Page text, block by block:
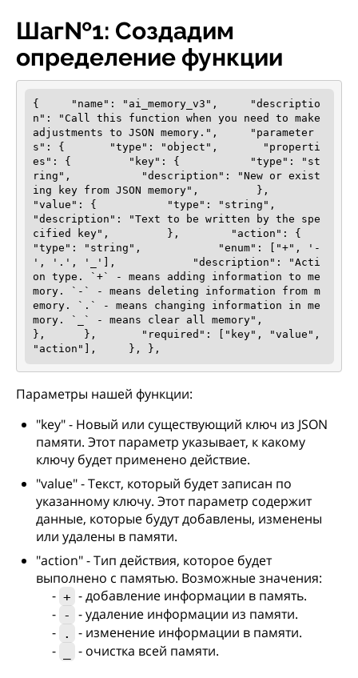
Шаг№1: Создадим
определение функции
{     "name": "ai_memory_v3",     "descriptio
n": "Call this function when you need to make
adjustments to JSON memory.",     "parameter
s": {       "type": "object",       "properti
es": {         "key": {           "type": "st
ring",           "description": "New or exist
ing key from JSON memory",         },
"value": {           "type": "string",
"description": "Text to be written by the spe
cified key",         },        "action": {
"type": "string",            "enum": ["+", '-
', '.', '_'],            "description": "Acti
on type. `+` - means adding information to me
mory. `-` - means deleting information from m
emory. `.` - means changing information in me
mory. `_` - means clear all memory",
},      },       "required": ["key", "value",
"action"],     }, },
Параметры нашей функции:
"key" - Новый или существующий ключ из JSON
памяти. Этот параметр указывает, к какому
ключу будет применено действие.
"value" - Текст, который будет записан по
указанному ключу. Этот параметр содержит
данные, которые будут добавлены, изменены
или удалены в памяти.
"action" - Тип действия, которое будет
выполнено с памятью. Возможные значения:
- + - добавление информации в память.
- -
- удаление информации из памяти.
-
.
- изменение информации в памяти.
-
- очистка всей памяти.